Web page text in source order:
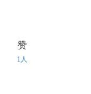
赞
1人